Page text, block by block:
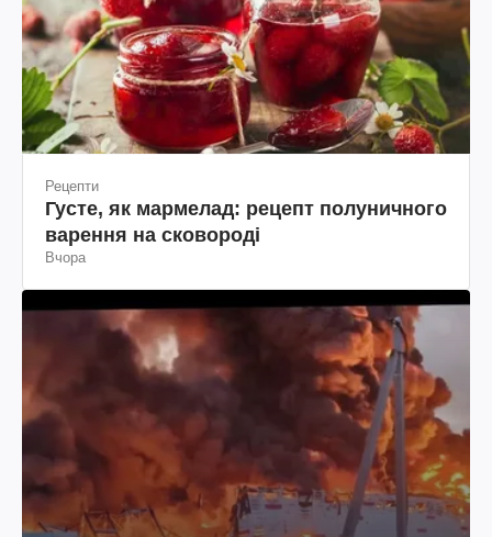
Рецепти
Густе, як мармелад: рецепт полуничного
варення на сковороді
Вчора